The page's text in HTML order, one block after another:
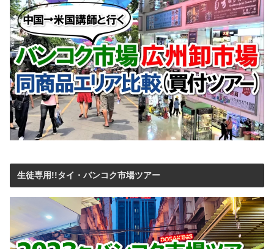
生徒専用!!タイ・バンコク市場ツアー